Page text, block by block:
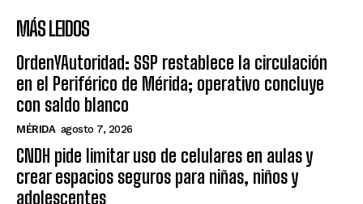
MÁS LEIDOS
OrdenYAutoridad: SSP restablece la circulación
en el Periférico de Mérida; operativo concluye
con saldo blanco
MÉRIDA agosto 7, 2026
CNDH pide limitar uso de celulares en aulas y
crear espacios seguros para niñas, niños y
adolescentes